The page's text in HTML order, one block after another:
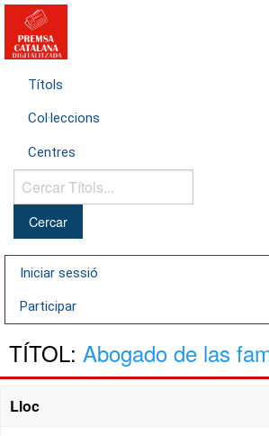
Títols
Col·leccions
Centres
Cercar
Títols...
Iniciar sessió
Participar
TÍTOL: Abogado de las
Lloc